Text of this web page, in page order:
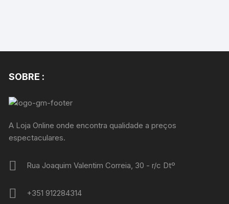
SOBRE :
A Loja Online onde encontra qualidade a preços
espectaculares.
Rua Joaquim Valentim Correia, 30 - r/c Dtº
+351 912284314